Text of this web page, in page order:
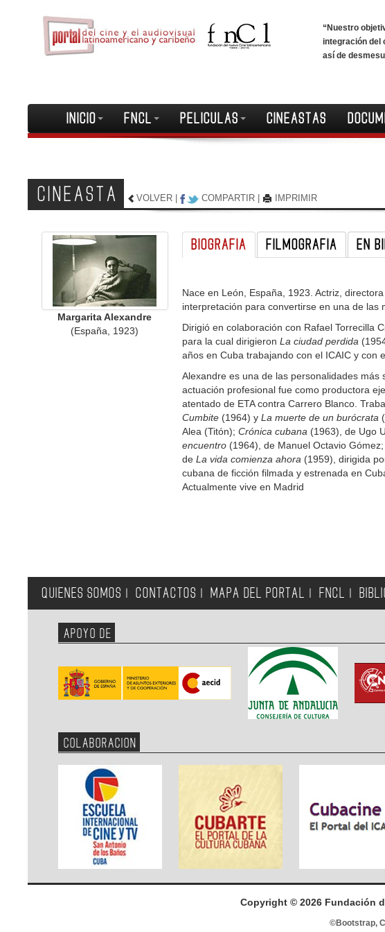
“Nuestro
integración del
así de
INICIO FNCL PELICULAS CINEASTAS
CINEASTA VOLVER COMPARTIR IMPRIMIR
Margarita Alexandre
(España, 1923)
BIOGRAFIA FILMOGRAFIA EN
Nace en León, España, 1923. Actriz,
interpretación para convertirse en una de las
Dirigió en colaboración con Rafael Torrecilla
para la cual dirigieronLa ciudad perdida
años en Cuba trabajando con el ICAIC y con
Alexandre es una de las personalidades más
actuación profesional fue como productora
atentado de ETA contra Carrero Blanco.
Cumbite (1964) yLa muerte de un burócrata
Alea (Titón);Crónica cubana (1963), de Ugo
encuentro (1964), de Manuel Octavio
deLa vida comienza ahora (1959), dirigida
cubana de ficción filmada y estrenada en
Actualmente vive en Madrid
QUIENES SOMOS CONTACTOS MAPA DEL PORTAL FNCL
APOYO DE
COLABORACION
Copyright © 2026 Fundación
©Bootstrap,